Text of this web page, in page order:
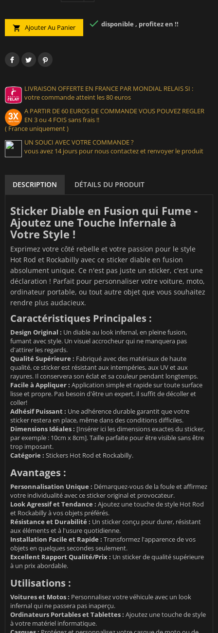
 Ajouter Au Panier  disponible , profitez en !!
LIVRAISON OFFERTE EN FRANCE PAR MONDIAL RELAIS SI :
votre commande atteint les 80 euros
A PARTIR DE 60 EUROS DE COMMANDE VOUS POUVEZ REGLER
EN 3 ou 4 FOIS sans frais !!
( France uniquement )
UN SOUCI AVEC VOTRE COMMANDE ?
vous avez 14 jours pour nous contactez et renvoyer le produit
DESCRIPTION DÉTAILS DU PRODUIT
Sticker Diable en Fusion qui Fume -
Ajoutez une Touche Infernale à
Votre Style !
Exprimez votre côté rebelle et votre passion pour le style
Hot Rod et Rockabilly avec ce sticker diable en fusion
absolument unique. Ce n'est pas juste un sticker, c'est une
déclaration ! Parfait pour personnaliser votre voiture, moto,
ordinateur portable, ou tout autre objet que vous souhaitez
rendre plus audacieux.
Caractéristiques Principales :
Design Original : Un diable au look infernal, en pleine fusion,
fumant avec style. Un visuel accrocheur qui ne manquera pas
d'attirer les regards.
Qualité Supérieure : Fabriqué avec des matériaux de haute
qualité, ce sticker est résistant aux intempéries, aux UV et aux
rayures. Il conservera son éclat et sa couleur pendant longtemps.
Facile à Appliquer : Application simple et rapide sur toute surface
lisse et propre. Pas besoin d'être un expert, il suffit de décoller et
coller!
Adhésif Puissant : Une adhérence durable garantit que votre
sticker restera en place, même dans des conditions difficiles.
Dimensions Idéales : [Insérer ici les dimensions exactes du sticker,
par exemple : 10cm x 8cm]. Taille parfaite pour être visible sans être
trop imposant.
Catégorie : Stickers Hot Rod et Rockabilly.
Avantages :
Personnalisation Unique : Démarquez-vous de la foule et affirmez
votre individualité avec ce sticker original et provocateur.
Look Agressif et Tendance : Ajoutez une touche de style Hot Rod
et Rockabilly à vos objets préférés.
Résistance et Durabilité : Un sticker conçu pour durer, résistant
aux éléments et à l'usure quotidienne.
Installation Facile et Rapide : Transformez l'apparence de vos
objets en quelques secondes seulement.
Excellent Rapport Qualité/Prix : Un sticker de qualité supérieure
à un prix abordable.
Utilisations :
Voitures et Motos : Personnalisez votre véhicule avec un look
infernal qui ne passera pas inaperçu.
Ordinateurs Portables et Tablettes : Ajoutez une touche de style
à votre matériel informatique.